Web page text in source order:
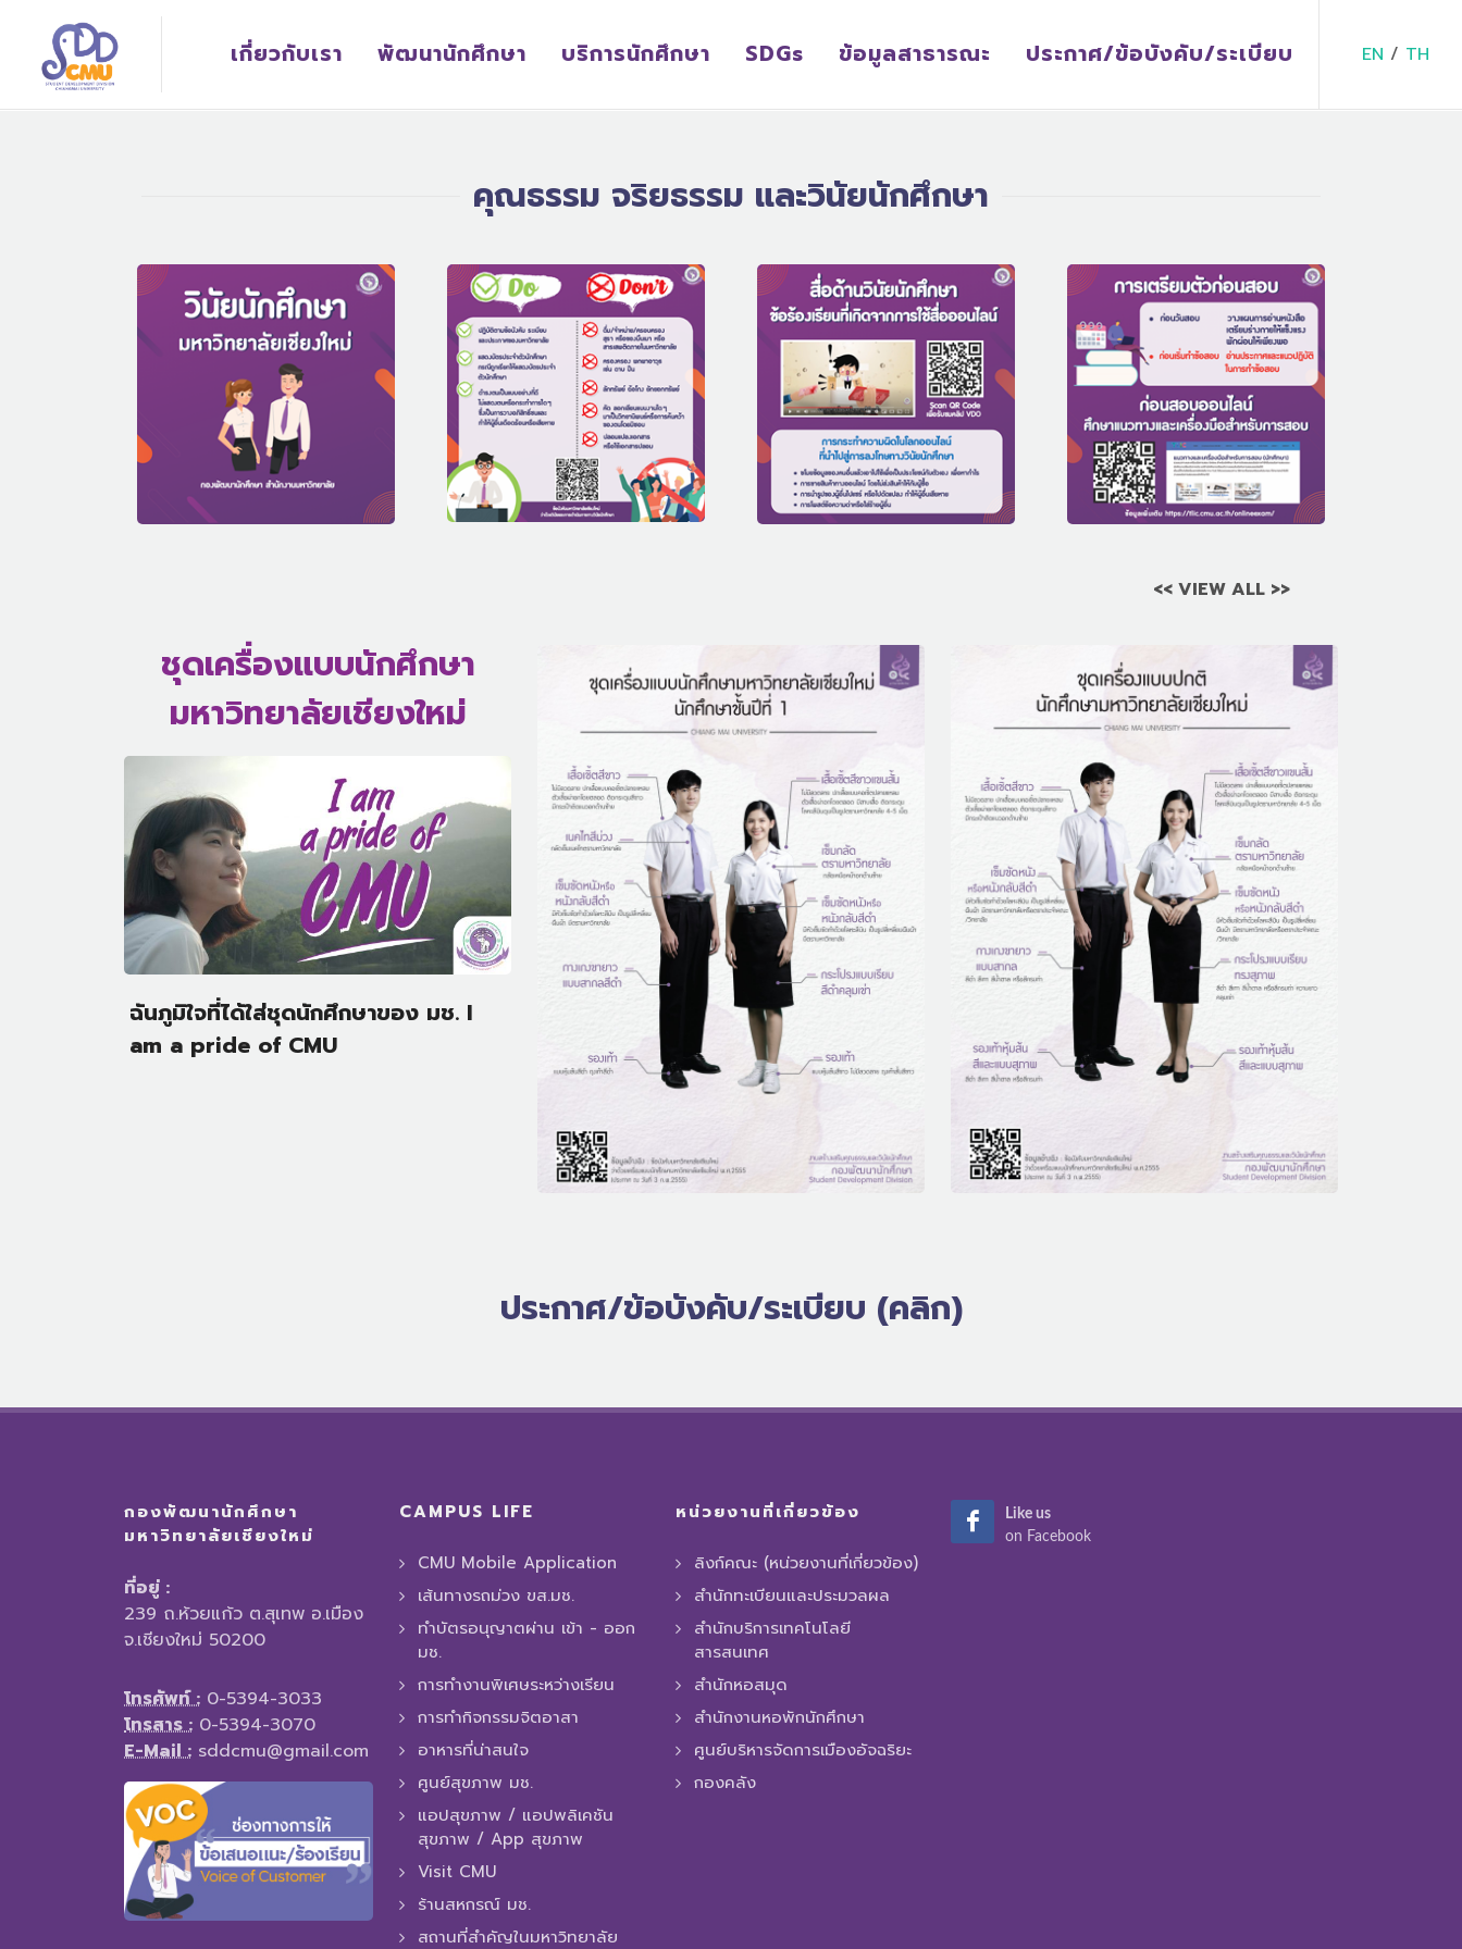
EN / TH
เกี่ยวกับเรา พัฒนานักศึกษา บริการนักศึกษา SDGs ข้อมูลสาธารณะ ประกาศ/ข้อบังคับ/ระเบียบ
คุณธรรม จริยธรรม และวินัยนักศึกษา
<< VIEW ALL >>
ชุดเครื่องแบบนักศึกษา
มหาวิทยาลัยเชียงใหม่
ฉันภูมิใจที่ได้ใส่ชุดนักศึกษาของ มช. I
am a pride of CMU
ประกาศ/ข้อบังคับ/ระเบียบ (คลิก)
กองพัฒนานักศึกษา
มหาวิทยาลัยเชียงใหม่
ที่อยู่ :
239 ถ.ห้วยแก้ว ต.สุเทพ อ.เมือง
จ.เชียงใหม่ 50200
โทรศัพท์ : 0-5394-3033
โทรสาร : 0-5394-3070
E-Mail : sddcmu@gmail.com
CAMPUS LIFE
CMU Mobile Application
เส้นทางรถม่วง ขส.มช.
ทำบัตรอนุญาตผ่าน เข้า - ออก
มช.
การทํางานพิเศษระหว่างเรียน
การทำกิจกรรมจิตอาสา
อาหารที่น่าสนใจ
ศูนย์สุขภาพ มช.
แอปสุขภาพ / แอปพลิเคชัน
สุขภาพ / App สุขภาพ
Visit CMU
ร้านสหกรณ์ มช.
สถานที่สำคัญในมหาวิทยาลัย
หน่วยงานที่เกี่ยวข้อง
ลิงก์คณะ (หน่วยงานที่เกี่ยวข้อง)
สำนักทะเบียนและประมวลผล
สำนักบริการเทคโนโลยี
สารสนเทศ
สำนักหอสมุด
สำนักงานหอพักนักศึกษา
ศูนย์บริหารจัดการเมืองอัจฉริยะ
กองคลัง
Like us
on Facebook